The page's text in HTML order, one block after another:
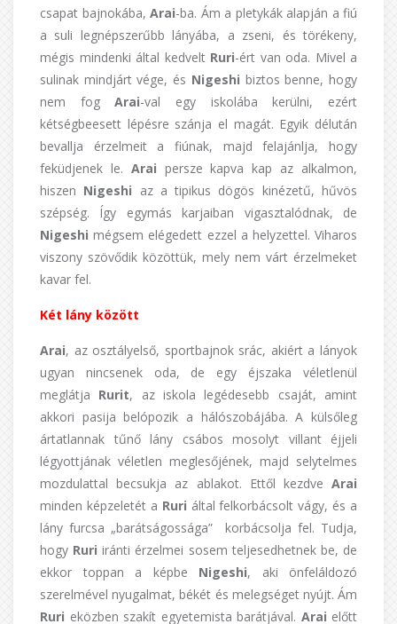
csapat bajnokába, Arai-ba. Ám a pletykák alapján a fiú
a suli legnépszerűbb lányába, a zseni, és törékeny,
mégis mindenki által kedvelt Ruri-ért van oda. Mivel a
sulinak mindjárt vége, és Nigeshi biztos benne, hogy
nem fogArai-val egy iskolába kerülni, ezért
kétségbeesett lépésre szánja el magát. Egyik délután
bevallja érzelmeit a fiúnak, majd felajánlja, hogy
feküdjenek le. Arai persze kapva kap az alkalmon,
hiszen Nigeshi az a tipikus dögös kinézetű, hűvös
szépség. Így egymás karjaiban vigasztalódnak, de
Nigeshimégsem elégedett ezzel a helyzettel. Viharos
viszony szövődik közöttük, mely nem várt érzelmeket
kavar fel.
Két lány között
Arai, az osztályelső, sportbajnok srác, akiért a lányok
ugyan nincsenek oda, de egy éjszaka véletlenül
meglátja Rurit, az iskola legédesebb csaját, amint
akkori pasija belópozik a hálószobájába. A külsőleg
ártatlannak tűnő lány csábos mosolyt villant éjjeli
légyottjának véletlen meglesőjének, majd selytelmes
mozdulattal becsukja az ablakot. Ettől kezdve Arai
minden képzeletét a Ruri által felkorbácsolt vágy, és a
lány furcsa „barátságossága” korbácsolja fel. Tudja,
hogy Ruriiránti érzelmei sosem teljesedhetnek be, de
ekkor toppan a képbe Nigeshi, aki önfeláldozó
szerelmével nyugalmat, békét és melegséget nyújt. Ám
Ruri eközben szakít egyetemista barátjával. Arai előtt